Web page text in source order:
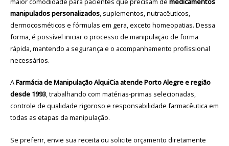
manipulados personalizados, suplementos, nutracêuticos,
dermocosméticos e fórmulas em gera, exceto homeopatias. Dessa
forma, é possível iniciar o processo de manipulação de forma
rápida, mantendo a segurança e o acompanhamento profissional
necessários.
AFarmácia de Manipulação AlquiCia atende Porto Alegre e região
desde 1993, trabalhando com matérias-primas selecionadas,
controle de qualidade rigoroso e responsabilidade farmacêutica em
todas as etapas da manipulação.
Se preferir, envie sua receita ou solicite orçamento diretamente